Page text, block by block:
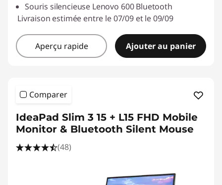
Souris silencieuse Lenovo 600 Bluetooth
Livraison estimée entre le 07/09 et le 09/09
Aperçu rapide Ajouter au panier
Comparer
IdeaPad Slim 3 15 + L15 FHD Mobile
Monitor & Bluetooth Silent Mouse
(48)